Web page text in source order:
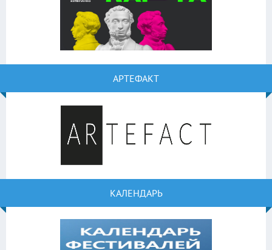
АРТЕФАКТ
КАЛЕНДАРЬ